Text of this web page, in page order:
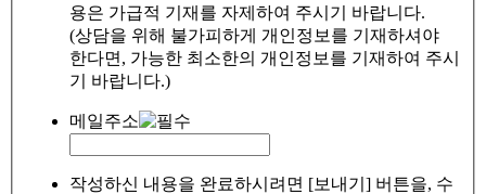
용은 가급적 기재를 자제하여 주시기 바랍니다.
(상담을 위해 불가피하게 개인정보를 기재하셔야
한다면, 가능한 최소한의 개인정보를 기재하여 주시
기 바랍니다.)
메일주소
작성하신 내용을 완료하시려면 [보내기] 버튼을, 수